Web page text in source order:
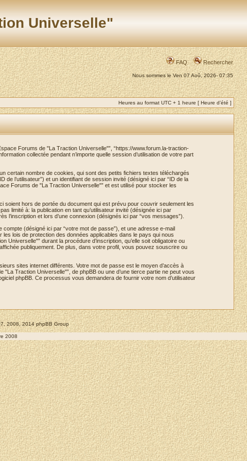
Universelle"
FAQ Rechercher
Nous sommes le Ven 07 Aoû, 2026- 07:35
Heures au format UTC + 1 heure [ Heure d’été ]
Forums de "La Traction Universelle"”, “https://www.forum.la-traction-
collectée pendant n’importe quelle session d’utilisation de votre part
certain nombre de cookies, qui sont des petits fichiers textes téléchargés
l’utilisateur”) et un identifiant de session invité (désigné ici par “ID de la
Forums de "La Traction Universelle"” et est utilisé pour stocker les
soient hors de portée du document qui est prévu pour couvrir seulement les
limité à: la publication en tant qu’utilisateur invité (désignée ici par
l’inscription et lors d’une connexion (désignés ici par “vos messages”).
(désigné ici par “votre mot de passe”), et une adresse e-mail
lois de protection des données applicables dans le pays qui nous
durant la procédure d’inscription, qu’elle soit obligatoire ou
publiquement. De plus, dans votre profil, vous pouvez souscrire ou
sites internet différents. Votre mot de passe est le moyen d’accès à
Traction Universelle"”, de phpBB ou une d’une tierce partie ne peut vous
phpBB. Ce processus vous demandera de fournir votre nom d’utilisateur
2008, 2014 phpBB Group
2008